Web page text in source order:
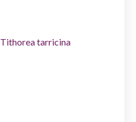
Tithorea tarricina